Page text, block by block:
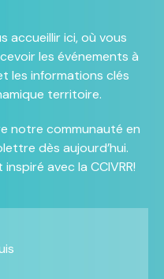
accueillir ici, où vous
les événements à
les informations clés
territoire.
notre communauté en
dès aujourd’hui.
avec la CCIVRR!